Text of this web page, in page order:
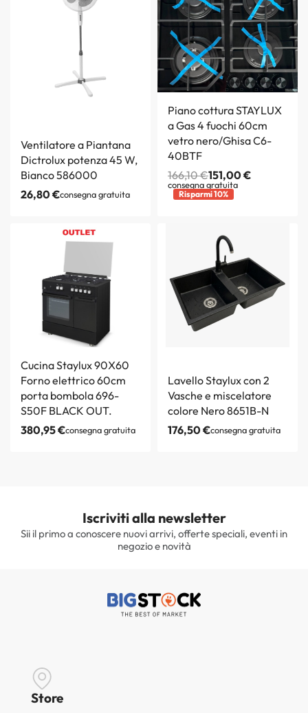
Ventilatore a Piantana
Dictrolux potenza 45 W,
Bianco 586000
26,80€consegna gratuita
Piano cottura STAYLUX
a Gas 4 fuochi 60cm
vetro nero/Ghisa C6-
40BTF
166,10€151,00€
consegna gratuita
Risparmi 10%
Cucina Staylux 90X60
Forno elettrico 60cm
porta bombola 696-
S50F BLACK OUT.
380,95€consegna gratuita
Lavello Staylux con 2
Vasche e miscelatore
colore Nero 8651B-N
176,50€consegna gratuita
Iscriviti alla newsletter
Sii il primo a conoscere nuovi arrivi, offerte speciali, eventi in
negozio e novità
Store